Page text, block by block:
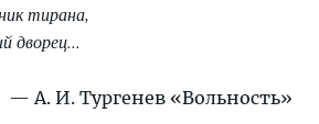
тирана,
дворец...
А. И. Тургенев «Вольность»